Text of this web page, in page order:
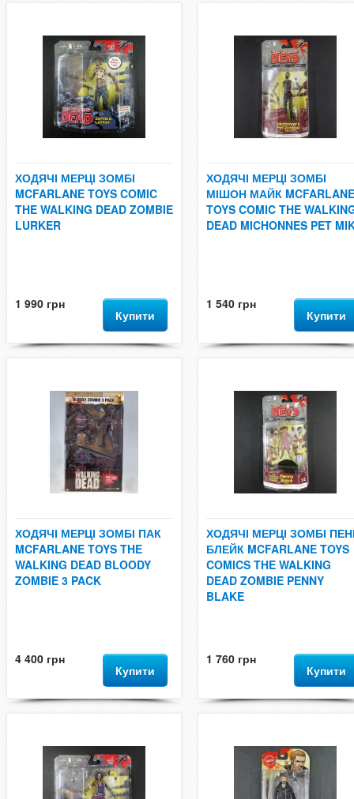
ХОДЯЧІ МЕРЦІ ЗОМБІ
MCFARLANE TOYS COMIC
THE WALKING DEAD ZOMBIE
LURKER
1 990 грн
Купити
ХОДЯЧІ МЕРЦІ ЗОМБІ
МІШОН МАЙК MCFARLANE
TOYS COMIC THE
DEAD MICHONNES PET
1 540 грн
Купити
ХОДЯЧІ МЕРЦІ ЗОМБІ ПАК
MCFARLANE TOYS THE
WALKING DEAD BLOODY
ZOMBIE 3 PACK
4 400 грн
Купити
ХОДЯЧІ МЕРЦІ ЗОМБІ
БЛЕЙК MCFARLANE TOYS
COMICS THE WALKING
DEAD ZOMBIE PENNY
BLAKE
1 760 грн
Купити